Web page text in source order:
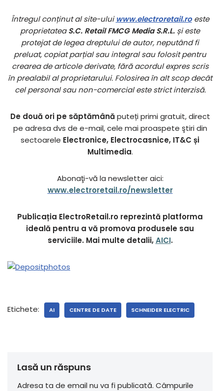
Întregul conținut al site-uluiwww.electroretail.roeste
proprietateaS.C. Retail FMCG Media S.R.L. și este
protejat de legea dreptului de autor, neputând fi
preluat, copiat parțial sau integral sau folosit pentru
crearea de articole derivate, fără acordul expres scris
în prealabil al proprietarului. Folosirea în alt scop decât
cel personal sau non-comercial este strict interzisă.
De două ori pe săptămânăputeți primi gratuit, direct
pe adresa dvs de e-mail, cele mai proaspete ştiri din
sectoarele Electronice, Electrocasnice, IT&C și
Multimedia.
Abonaţi-vă la newsletter aici:
www.electroretail.ro/newsletter
Publicația ElectroRetail.ro reprezintă platforma
ideală pentru a vă promova produsele sau
serviciile. Mai multe detalii,AICI.
Etichete: AI CENTRE DE DATE SCHNEIDER ELECTRIC
Lasă un răspuns
Adresa ta de email nu va fi publicată. Câmpurile